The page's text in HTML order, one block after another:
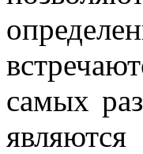
самых